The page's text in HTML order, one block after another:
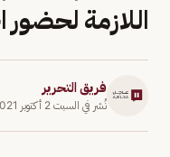
اللازمة لحضور
فريق التحرير
نُشر في السبت 2 أكتوبر 2021